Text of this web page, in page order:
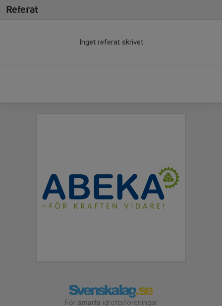
Referat
Inget referat skrivet
För smarta idrottsföreningar